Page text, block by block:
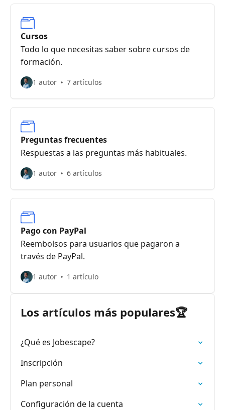
Cursos
Todo lo que necesitas saber sobre cursos de
formación.
1 autor 7 artículos
Preguntas frecuentes
Respuestas a las preguntas más habituales.
1 autor 6 artículos
Pago con PayPal
Reembolsos para usuarios que pagaron a
través de PayPal.
1 autor 1 artículo
Los artículos más populares🏆
¿Qué es Jobescape?
Inscripción
Plan personal
Configuración de la cuenta